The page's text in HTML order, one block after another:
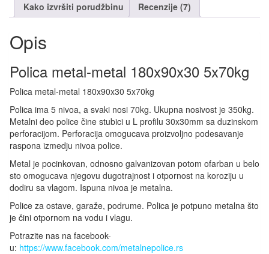
Kako izvršiti porudžbinu
Recenzije (7)
Opis
Polica metal-metal 180x90x30 5x70kg
Polica metal-metal 180x90x30 5x70kg
Polica ima 5 nivoa, a svaki nosi 70kg. Ukupna nosivost je 350kg.
Metalni deo police čine stubici u L profilu 30x30mm sa duzinskom
perforacijom. Perforacija omogucava proizvoljno podesavanje
raspona izmedju nivoa police.
Metal je pocinkovan, odnosno galvanizovan potom ofarban u belo
sto omogucava njegovu dugotrajnost i otpornost na koroziju u
dodiru sa vlagom. Ispuna nivoa je metalna.
Police za ostave, garaže, podrume. Polica je potpuno metalna što
je čini otpornom na vodu i vlagu.
Potrazite nas na facebook-
u: https://www.facebook.com/metalnepolice.rs